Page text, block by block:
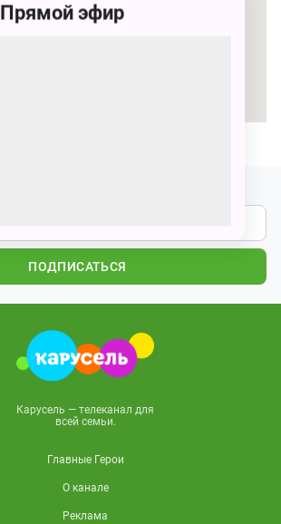
ПОДПИСАТЬСЯ
Карусель — телеканал для
всей семьи.
Главные Герои
О канале
Реклама
Прямой эфир